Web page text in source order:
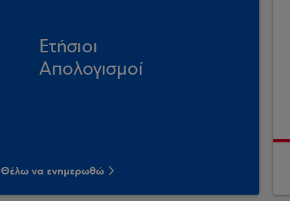
Ετήσιοι
Απολογισμοί
Θέλω να ενημερωθώ